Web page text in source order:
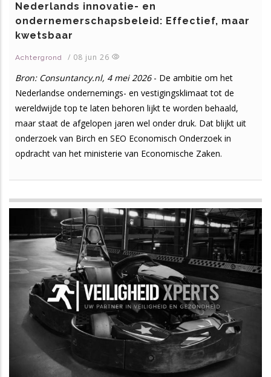
Nederlands innovatie- en
ondernemerschapsbeleid: Effectief, maar
kwetsbaar
Achtergrond / 08 jun 26
Bron: Consuntancy.nl, 4 mei 2026- De ambitie om het
Nederlandse ondernemings- en vestigingsklimaat tot de
wereldwijde top te laten behoren lijkt te worden behaald,
maar staat de afgelopen jaren wel onder druk. Dat blijkt uit
onderzoek van Birch en SEO Economisch Onderzoek in
opdracht van het ministerie van Economische Zaken.